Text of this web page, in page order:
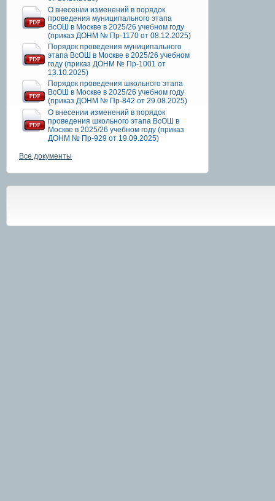
О внесении изменений в порядок
проведения муниципального этапа
ВсОШ в Москве в 2025/26 учебном году
(приказ ДОНМ № Пр-1170 от 08.12.2025)
Порядок проведения муниципального
этапа ВсОШ в Москве в 2025/26 учебном
году (приказ ДОНМ № Пр-1001 от
13.10.2025)
Порядок проведения школьного этапа
ВсОШ в Москве в 2025/26 учебном году
(приказ ДОНМ № Пр-842 от 29.08.2025)
О внесении изменений в порядок
проведения школьного этапа ВсОШ в
Москве в 2025/26 учебном году (приказ
ДОНМ № Пр-929 от 19.09.2025)
Все документы